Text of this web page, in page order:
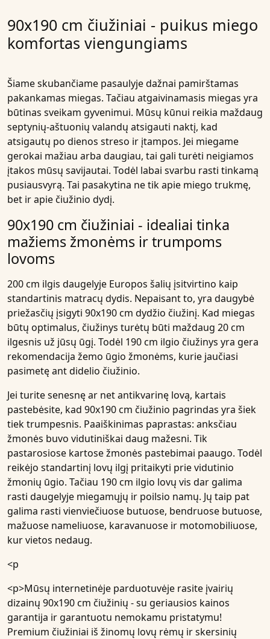
90x190 cm čiužiniai - puikus miego
komfortas viengungiams
Šiame skubančiame pasaulyje dažnai pamirštamas
pakankamas miegas. Tačiau atgaivinamasis miegas yra
būtinas sveikam gyvenimui. Mūsų kūnui reikia maždaug
septynių-aštuonių valandų atsigauti naktį, kad
atsigautų po dienos streso ir įtampos. Jei miegame
gerokai mažiau arba daugiau, tai gali turėti neigiamos
įtakos mūsų savijautai. Todėl labai svarbu rasti tinkamą
pusiausvyrą. Tai pasakytina ne tik apie miego trukmę,
bet ir apie čiužinio dydį.
90x190 cm čiužiniai - idealiai tinka
mažiems žmonėms ir trumpoms
lovoms
200 cm ilgis daugelyje Europos šalių įsitvirtino kaip
standartinis matracų dydis. Nepaisant to, yra daugybė
priežasčių įsigyti 90x190 cm dydžio čiužinį. Kad miegas
būtų optimalus, čiužinys turėtų būti maždaug 20 cm
ilgesnis už jūsų ūgį. Todėl 190 cm ilgio čiužinys yra gera
rekomendacija žemo ūgio žmonėms, kurie jaučiasi
pasimetę ant didelio čiužinio.
Jei turite senesnę ar net antikvarinę lovą, kartais
pastebėsite, kad 90x190 cm čiužinio pagrindas yra šiek
tiek trumpesnis. Paaiškinimas paprastas: anksčiau
žmonės buvo vidutiniškai daug mažesni. Tik
pastarosiose kartose žmonės pastebimai paaugo. Todėl
reikėjo standartinį lovų ilgį pritaikyti prie vidutinio
žmonių ūgio. Tačiau 190 cm ilgio lovų vis dar galima
rasti daugelyje miegamųjų ir poilsio namų. Jų taip pat
galima rasti vienviečiuose butuose, bendruose butuose,
mažuose nameliuose, karavanuose ir motomobiliuose,
kur vietos nedaug.
<p
<p>Mūsų internetinėje parduotuvėje rasite įvairių
dizainų 90x190 cm čiužinių - su geriausios kainos
garantija ir garantuotu nemokamu pristatymu!
Premium čiužiniai iš žinomų lovų rėmų ir skersinių